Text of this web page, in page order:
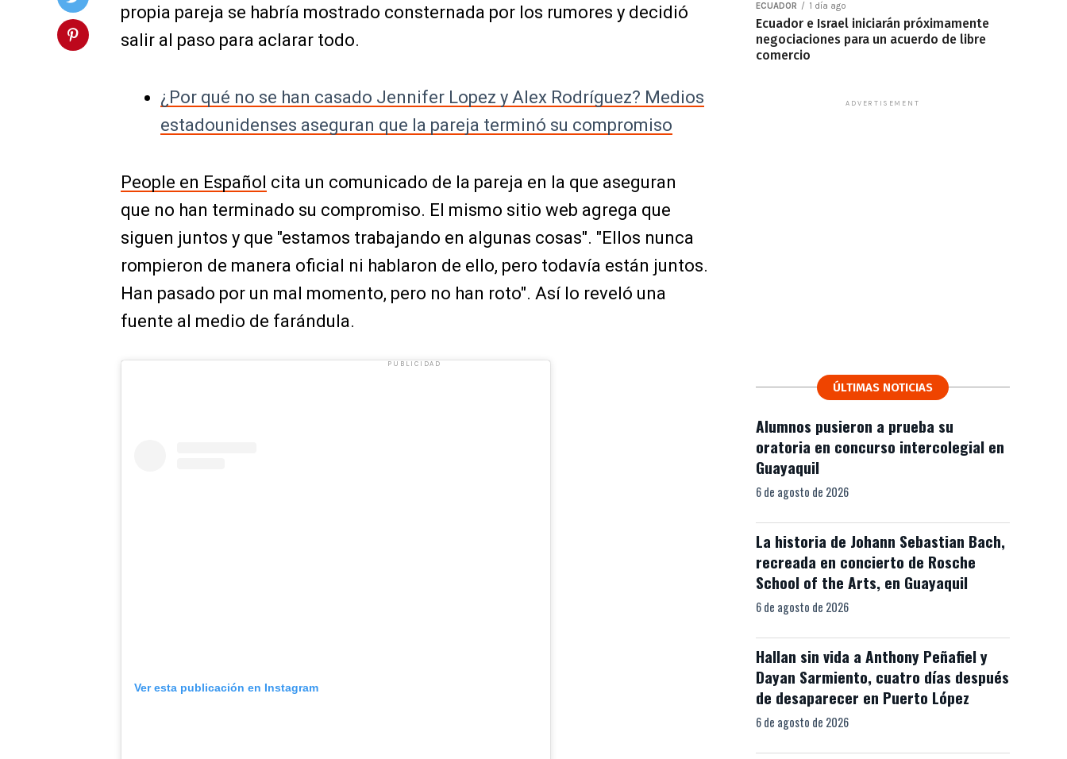
propia pareja se habría mostrado consternada por los rumores y decidió
salir al paso para aclarar todo.
¿Por qué no se han casado Jennifer Lopez y Alex Rodríguez? Medios
estadounidenses aseguran que la pareja terminó su compromiso
People en Español cita un comunicado de la pareja en la que aseguran
que no han terminado su compromiso. El mismo sitio web agrega que
siguen juntos y que "estamos trabajando en algunas cosas". "Ellos nunca
rompieron de manera oficial ni hablaron de ello, pero todavía están juntos.
Han pasado por un mal momento, pero no han roto". Así lo reveló una
fuente al medio de farándula.
PUBLICIDAD
Ver esta publicación en Instagram
ECUADOR 1 día ago
Ecuador e Israel iniciarán próximamente
negociaciones para un acuerdo de libre
comercio
ADVERTISEMENT
ÚLTIMAS NOTICIAS
Alumnos pusieron a prueba su
oratoria en concurso intercolegial en
Guayaquil
6 de agosto de 2026
La historia de Johann Sebastian Bach,
recreada en concierto de Rosche
School of the Arts, en Guayaquil
6 de agosto de 2026
Hallan sin vida a Anthony Peñafiel y
Dayan Sarmiento, cuatro días después
de desaparecer en Puerto López
6 de agosto de 2026